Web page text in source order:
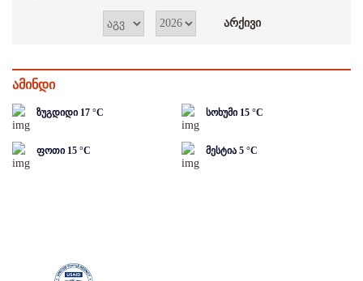
ამინდი
ზუგდიდი 17 °C სოხუმი 15 °C
ფოთი 15 °C მესტია 5 °C